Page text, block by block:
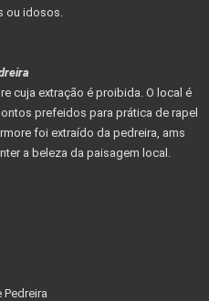
ou idosos.
cuja extração é proibida. O local é
prefeidos para prática de rapel
foi extraído da pedreira, ams
a beleza da paisagem local.